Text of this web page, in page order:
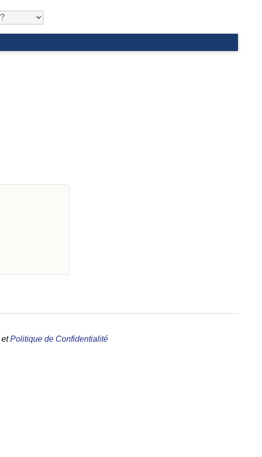
etPolitique de Confidentialité